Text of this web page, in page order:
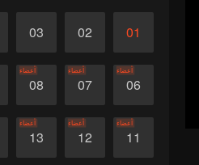
01
02
03
06
أعضاء
07
أعضاء
08
أعضاء
11
أعضاء
12
أعضاء
13
أعضاء